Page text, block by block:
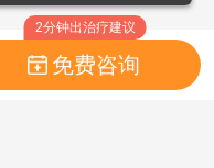
2分钟出治疗建议
免费咨询